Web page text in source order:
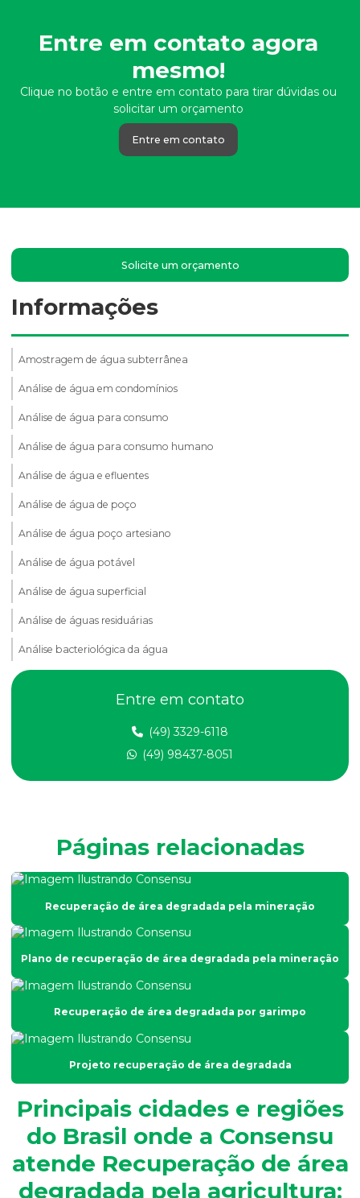
Entre em contato agora
mesmo!
Clique no botão e entre em contato para tirar dúvidas ou
solicitar um orçamento
Entre em contato
Solicite um orçamento
Informações
Amostragem de água subterrânea
Análise de água em condomínios
Análise de água para consumo
Análise de água para consumo humano
Análise de água e efluentes
Análise de água de poço
Análise de água poço artesiano
Análise de água potável
Análise de água superficial
Análise de águas residuárias
Análise bacteriológica da água
Análise de dbo em efluentes
Análise de dqo em efluente
Análise de efluentes líquidos
Análise de esgoto
Análise de fertilidade do solo
Análise física do solo
Análise físico química e microbiológica de água
Análise granulométrica
Análise granulométrica do solo
Análise microbiológica de água
Análise microbiológica de água para consumo humano
Entre em contato
(49) 3329-6118
(49) 98437-8051
Páginas relacionadas
Recuperação de área degradada pela mineração
Plano de recuperação de área degradada pela mineração
Recuperação de área degradada por garimpo
Projeto recuperação de área degradada
Principais cidades e regiões
do Brasil onde a Consensu
atende Recuperação de área
degradada pela agricultura: